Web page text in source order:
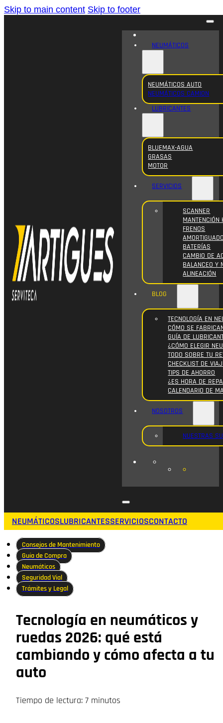
Skip to main content Skip to footer
NEUMÁTICOS
NEUMÁTICOS AUTO
NEUMÁTICOS CAMION
LUBRICANTES
BLUEMAX-AGUA
GRASAS
MOTOR
SERVICIOS
SCANNER
MANTENCIÓN
FRENOS
BATERÍAS
CAMBIO DE
BALANCEO Y
ALINEACIÓN
BLOG
TECNOLOGÍA EN
CÓMO SE
GUÍA DE
¿CÓMO ELEGIR
TODO SOBRE TU
CHECKLIST DE
TIPS DE AHORRO
¿ES HORA DE
CALENDARIO DE
NOSOTROS
NUESTRAS
NEUMÁTICOSLUBRICANTESSERVICIOSCONTACTO
Consejos de Mantenimiento
Guía de Compra
Neumáticos
Seguridad Vial
Trámites y Legal
Tecnología en neumáticos y
ruedas 2026: qué está
cambiando y cómo afecta a tu
auto
Tiempo de lectura: 7 minutos